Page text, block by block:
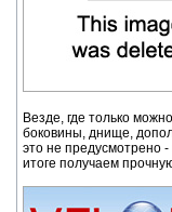
Везде, где только
боковины, днище,
это не предусмотрено
итоге получаем